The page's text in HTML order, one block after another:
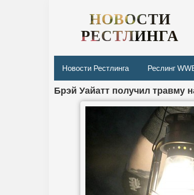
НОВОСТИ
РЕСТЛИНГА
Новости Рестлинга Реслинг
Брэй Уайатт получил травму